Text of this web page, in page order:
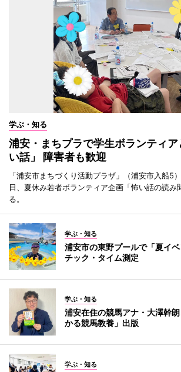
学ぶ・知る
浦安・まちプラで学生ボランティ
い話」 障害者も歓迎
「浦安市まちづくり活動プラザ」（浦安市入船5
日、夏休み若者ボランティア企画「怖い話の読み
る。
学ぶ・知る
浦安市の東野プールで「夏イ
チック・タイム測定
学ぶ・知る
浦安在住の競馬アナ・大澤幹
かる競馬教養」出版
学ぶ・知る